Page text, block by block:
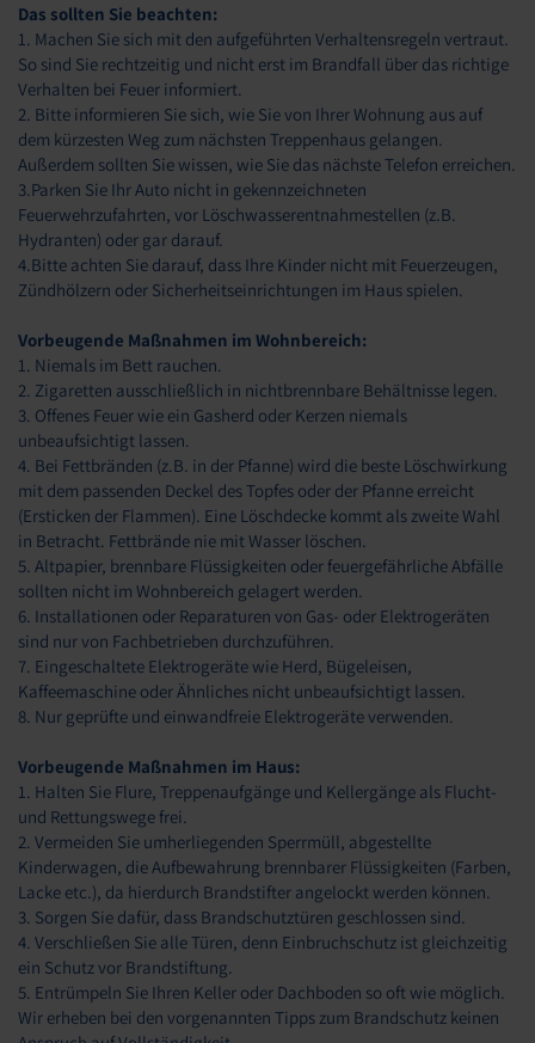
Das sollten Sie beachten:
1. Machen Sie sich mit den aufgeführten Verhaltensregeln vertraut.
So sind Sie rechtzeitig und nicht erst im Brandfall über das richtige
Verhalten bei Feuer informiert.
2. Bitte informieren Sie sich, wie Sie von Ihrer Wohnung aus auf
dem kürzesten Weg zum nächsten Treppenhaus gelangen.
Außerdem sollten Sie wissen, wie Sie das nächste Telefon erreichen.
3.Parken Sie Ihr Auto nicht in gekennzeichneten
Feuerwehrzufahrten, vor Löschwasserentnahmestellen (z.B.
Hydranten) oder gar darauf.
4.Bitte achten Sie darauf, dass Ihre Kinder nicht mit Feuerzeugen,
Zündhölzern oder Sicherheitseinrichtungen im Haus spielen.
Vorbeugende Maßnahmen im Wohnbereich:
1. Niemals im Bett rauchen.
2. Zigaretten ausschließlich in nichtbrennbare Behältnisse legen.
3. Offenes Feuer wie ein Gasherd oder Kerzen niemals
unbeaufsichtigt lassen.
4. Bei Fettbränden (z.B. in der Pfanne) wird die beste Löschwirkung
mit dem passenden Deckel des Topfes oder der Pfanne erreicht
(Ersticken der Flammen). Eine Löschdecke kommt als zweite Wahl
in Betracht. Fettbrände nie mit Wasser löschen.
5. Altpapier, brennbare Flüssigkeiten oder feuergefährliche Abfälle
sollten nicht im Wohnbereich gelagert werden.
6. Installationen oder Reparaturen von Gas- oder Elektrogeräten
sind nur von Fachbetrieben durchzuführen.
7. Eingeschaltete Elektrogeräte wie Herd, Bügeleisen,
Kaffeemaschine oder Ähnliches nicht unbeaufsichtigt lassen.
8. Nur geprüfte und einwandfreie Elektrogeräte verwenden.
Vorbeugende Maßnahmen im Haus:
1. Halten Sie Flure, Treppenaufgänge und Kellergänge als Flucht-
und Rettungswege frei.
2. Vermeiden Sie umherliegenden Sperrmüll, abgestellte
Kinderwagen, die Aufbewahrung brennbarer Flüssigkeiten (Farben,
Lacke etc.), da hierdurch Brandstifter angelockt werden können.
3. Sorgen Sie dafür, dass Brandschutztüren geschlossen sind.
4. Verschließen Sie alle Türen, denn Einbruchschutz ist gleichzeitig
ein Schutz vor Brandstiftung.
5. Entrümpeln Sie Ihren Keller oder Dachboden so oft wie möglich.
Wir erheben bei den vorgenannten Tipps zum Brandschutz keinen